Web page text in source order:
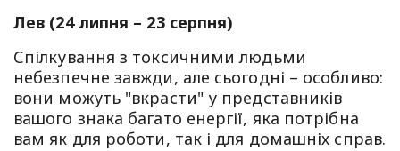
Лев (24 липня – 23 серпня)
Спілкування з токсичними людьми
небезпечне завжди, але сьогодні – особливо:
вони можуть "вкрасти" у представників
вашого знака багато енергії, яка потрібна
вам як для роботи, так і для домашніх справ.